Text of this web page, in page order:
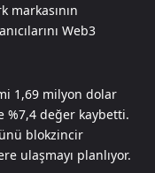
markasının
Web3
1,69 milyon dolar
%7,4 değer kaybetti.
blokzincir
ulaşmayı planlıyor.